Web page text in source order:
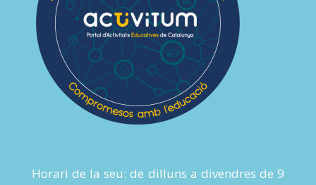
Horari de la seu: de dilluns a divendres de 9